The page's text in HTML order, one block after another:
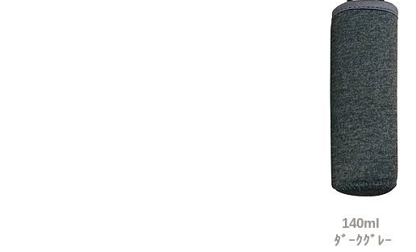
140ml
​ﾀﾞｰｸｸﾞﾚｰ